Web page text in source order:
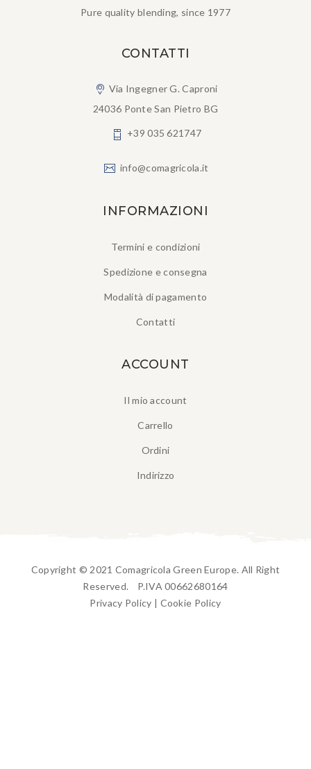
Pure quality blending, since 1977
CONTATTI
Via Ingegner G. Caproni
24036 Ponte San Pietro BG
+39 035 621747
info@comagricola.it
INFORMAZIONI
Termini e condizioni
Spedizione e consegna
Modalità di pagamento
Contatti
ACCOUNT
Il mio account
Carrello
Ordini
Indirizzo
Copyright © 2021 Comagricola Green Europe. All Right
Reserved. P.IVA 00662680164
Privacy Policy | Cookie Policy